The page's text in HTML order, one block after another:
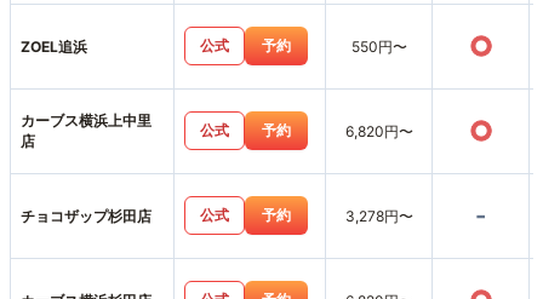
ZOEL追浜 公式 予約 550円〜 ○
カーブス横浜上中里
店
公式 予約 6,820円〜 ○
チョコザップ杉田店 公式 予約 3,278円〜 -